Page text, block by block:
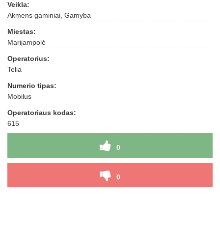
Veikla:
Akmens gaminiai, Gamyba
Miestas:
Marijampolė
Operatorius:
Telia
Numerio tipas:
Mobilus
Operatoriaus kodas:
615
0
0